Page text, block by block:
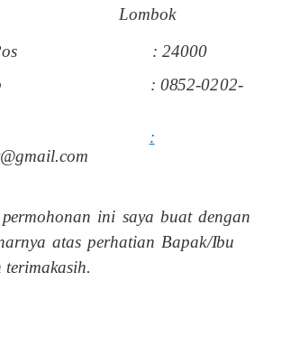
Lombok
:24000
: 0852-0202-
:
permohonan ini saya buat dengan
atas perhatian Bapak/Ibu
terimakasih.